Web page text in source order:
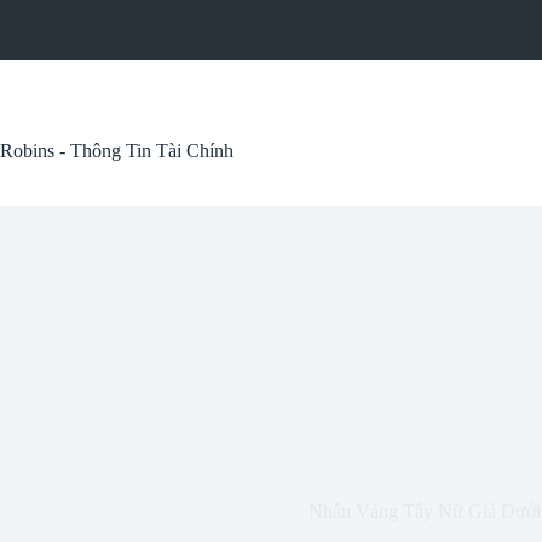
Robins - Thông Tin Tài Chính